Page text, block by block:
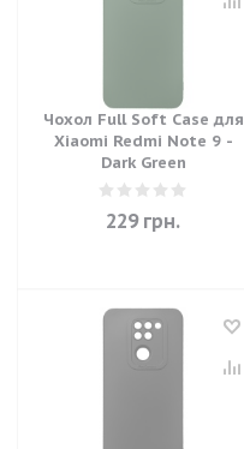
Чохол Full Soft Case для
Xiaomi Redmi Note 9 -
Dark Green
229грн.